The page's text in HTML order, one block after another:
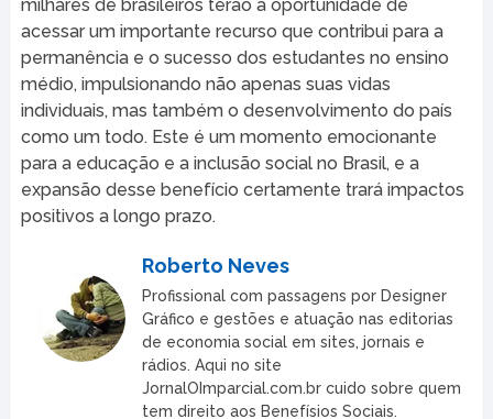
milhares de brasileiros terão a oportunidade de
acessar um importante recurso que contribui para a
permanência e o sucesso dos estudantes no ensino
médio, impulsionando não apenas suas vidas
individuais, mas também o desenvolvimento do país
como um todo. Este é um momento emocionante
para a educação e a inclusão social no Brasil, e a
expansão desse benefício certamente trará impactos
positivos a longo prazo.
Roberto Neves
Profissional com passagens por Designer
Gráfico e gestões e atuação nas editorias
de economia social em sites, jornais e
rádios. Aqui no site
JornalOImparcial.com.br cuido sobre quem
tem direito aos Benefísios Sociais.